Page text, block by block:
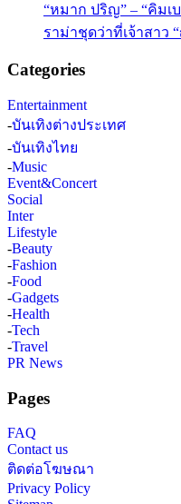
“หมาก ปริญ” – “คิมเ
ราม่าชุดว่าที่เจ้าสาว
Categories
Entertainment
-บันเทิงต่างประเทศ
-บันเทิงไทย
-Music
Event&Concert
Social
Inter
Lifestyle
-Beauty
-Fashion
-Food
-Gadgets
-Health
-Tech
-Travel
PR News
Pages
FAQ
Contact us
ติดต่อโฆษณา
Privacy Policy